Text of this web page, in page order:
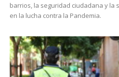
barrios, la seguridad ciudadana y la
en la lucha contra la Pandemia.